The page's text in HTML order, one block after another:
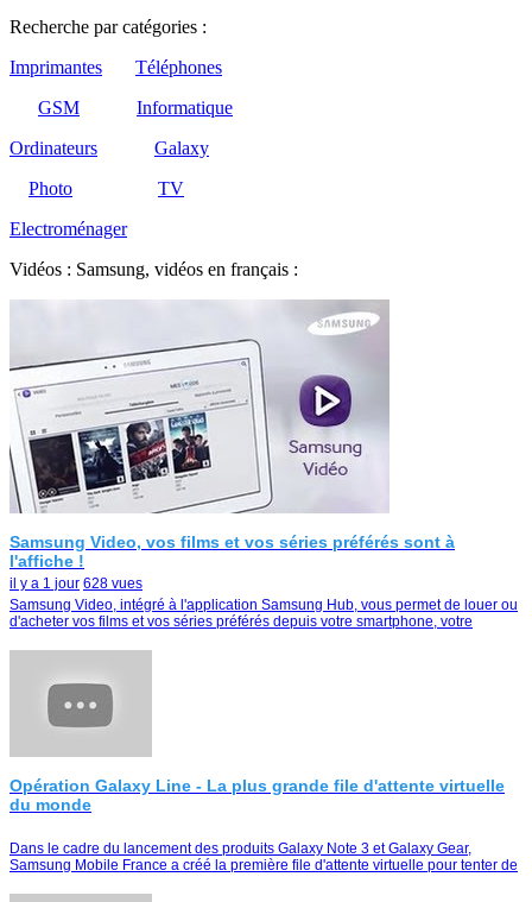
Recherche par catégories :
Imprimantes
Téléphones
GSM
Informatique
Ordinateurs
Galaxy
Photo
TV
Electroménager
Vidéos : Samsung, vidéos en français :
Samsung Video, vos films et vos séries préférés sont à
l'affiche !
il y a 1 jour 628 vues
Samsung Video, intégré à l'application Samsung Hub, vous permet de louer ou
d'acheter vos films et vos séries préférés depuis votre smartphone, votre
Opération Galaxy Line - La plus grande file d'attente virtuelle
du monde
Dans le cadre du lancement des produits Galaxy Note 3 et Galaxy Gear,
Samsung Mobile France a créé la première file d'attente virtuelle pour tenter de